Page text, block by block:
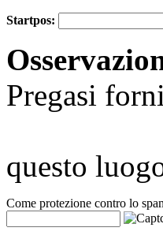
−
Startpos:
Pregasi
questo
Come protezione contro lo